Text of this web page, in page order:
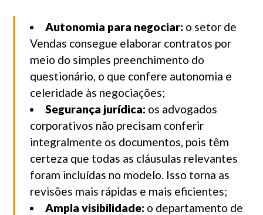
Autonomia para negociar: o setor de
Vendas consegue elaborar contratos por
meio do simples preenchimento do
questionário, o que confere autonomia e
celeridade às negociações;
Segurança jurídica: os advogados
corporativos não precisam conferir
integralmente os documentos, pois têm
certeza que todas as cláusulas relevantes
foram incluídas no modelo. Isso torna as
revisões mais rápidas e mais eficientes;
Ampla visibilidade: o departamento de